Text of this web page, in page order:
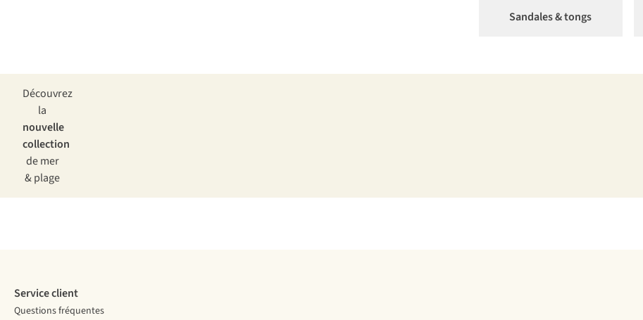
Sandales & tongs
Découvrez
la
nouvelle
collection
de mer
& plage
Service client
Questions fréquentes